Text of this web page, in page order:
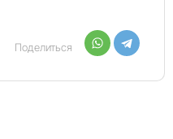
Поделиться